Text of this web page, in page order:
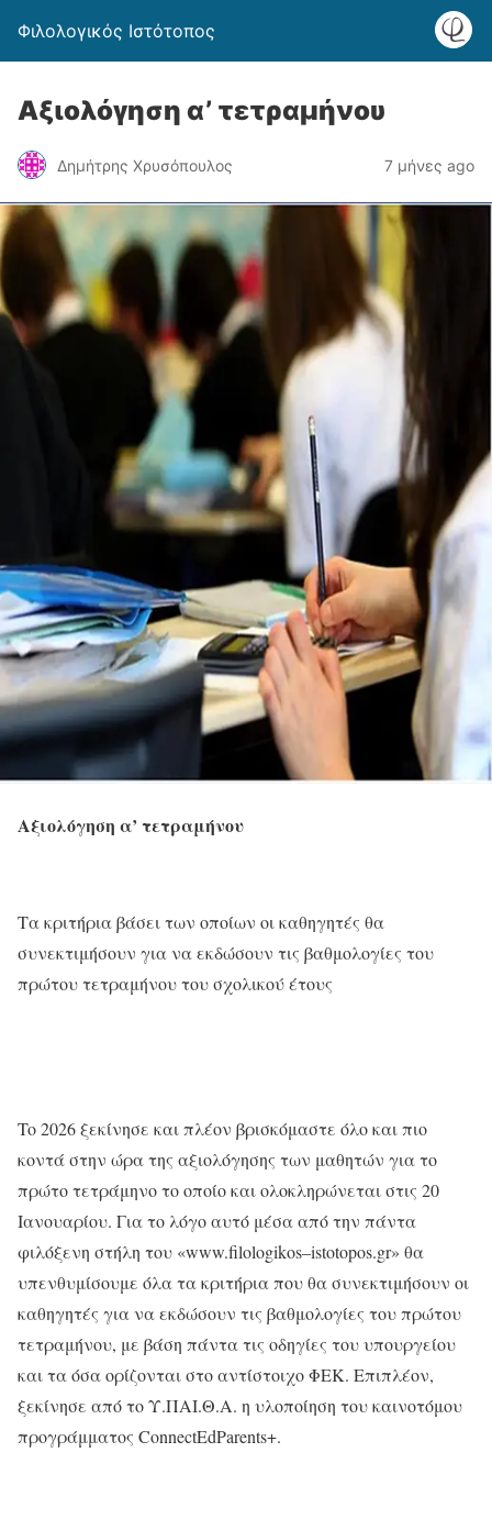
Φιλολογικός Ιστότοπος
Αξιολόγηση α’ τετραμήνου
Δημήτρης Χρυσόπουλος 7 μήνες ago
Αξιολόγηση α’ τετραμήνου
Τα κριτήρια βάσει των οποίων οι καθηγητές θα
συνεκτιμήσουν για να εκδώσουν τις βαθμολογίες του
πρώτου τετραμήνου του σχολικού έτους
To2026 ξεκίνησε και πλέον βρισκόμαστε όλο και πιο
κοντά στην ώρα της αξιολόγησης των μαθητών για το
πρώτο τετράμηνο το οποίο και ολοκληρώνεται στις 20
Ιανουαρίου. Για το λόγο αυτό μέσα από την πάντα
φιλόξενη στήλη του «www.filologikos–istotopos.gr» θα
υπενθυμίσουμε όλα τα κριτήρια που θα συνεκτιμήσουν οι
καθηγητές για να εκδώσουν τις βαθμολογίες του πρώτου
τετραμήνου, με βάση πάντα τις οδηγίες του υπουργείου
και τα όσα ορίζονται στο αντίστοιχο ΦΕΚ. Επιπλέον,
ξεκίνησε από το Υ.ΠΑΙ.Θ.Α. η υλοποίηση του καινοτόμου
προγράμματος ConnectΕdParents+.